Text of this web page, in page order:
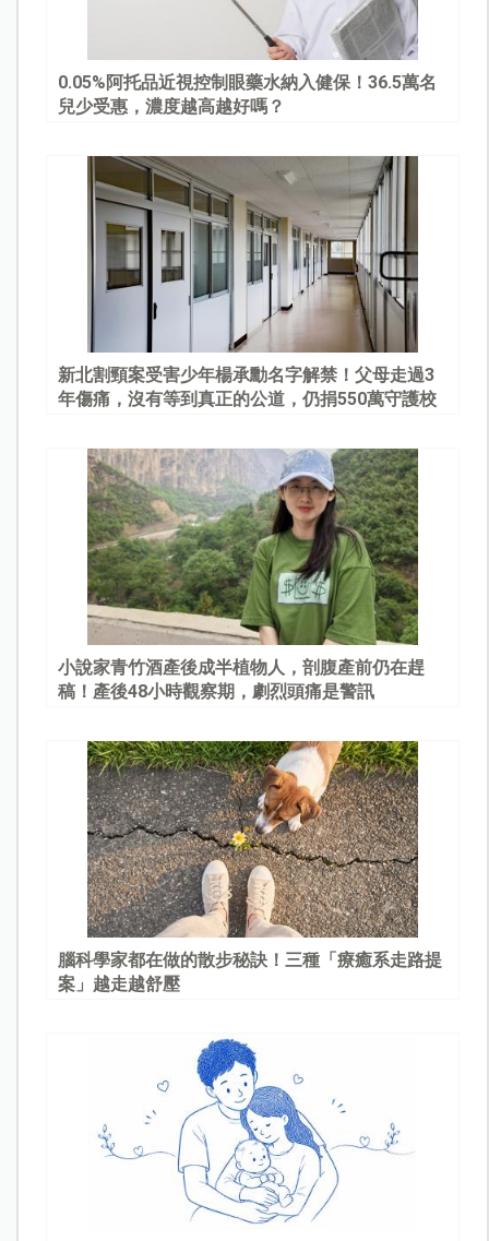
0.05%阿托品近視控制眼藥水納入健保！36.5萬名
兒少受惠，濃度越高越好嗎？
新北割頸案受害少年楊承勳名字解禁！父母走過3
年傷痛，沒有等到真正的公道，仍捐550萬守護校
小說家青竹酒產後成半植物人，剖腹產前仍在趕
稿！產後48小時觀察期，劇烈頭痛是警訊
腦科學家都在做的散步秘訣！三種「療癒系走路提
案」越走越舒壓